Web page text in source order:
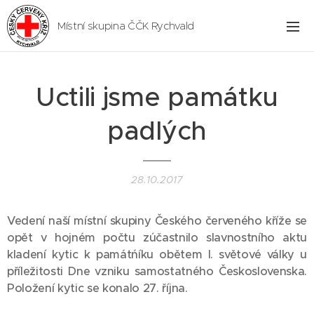
Místní skupina ČČK Rychvald
Uctili jsme památku
padlých
28.10.2017
Vedení naší místní skupiny Českého červeného kříže se
opět v hojném počtu zúčastnilo slavnostního aktu
kladení kytic k památńíku obětem I. světové války u
příležitosti Dne vzniku samostatného Československa.
Položení kytic se konalo 27. října.